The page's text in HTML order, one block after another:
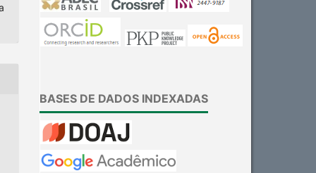
BASES DE DADOS INDEXADAS